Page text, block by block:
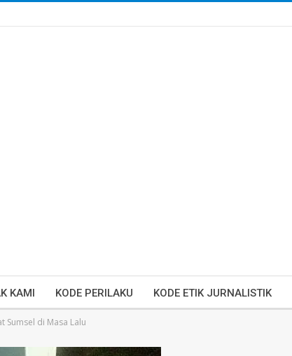
KAMI KODE PERILAKU KODE ETIK JURNALISTIK
Sumsel di Masa Lalu